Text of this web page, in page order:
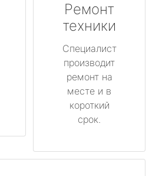
Ремонт
техники
Специалист
производит
ремонт на
месте и в
короткий
срок.